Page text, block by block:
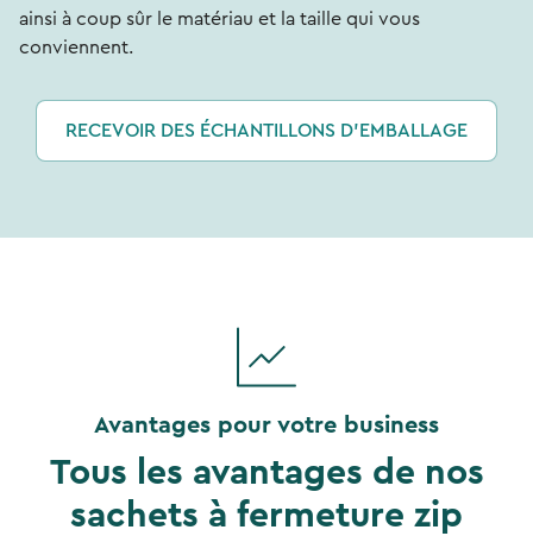
ainsi à coup sûr le matériau et la taille qui vous
conviennent.
RECEVOIR DES ÉCHANTILLONS D'EMBALLAGE
Avantages pour votre business
Tous les avantages de nos
sachets à fermeture zip